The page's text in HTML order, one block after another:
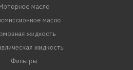
масло
масло
жидкость
жидкость
Фильтры